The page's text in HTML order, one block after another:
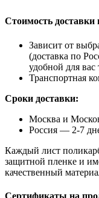
Стоимость доставки
Зависит от
(доставка по
удобной для
Транспортная
Сроки доставки:
Москва и
Россия — 2-7
Каждый лист
защитной пленке и
качественный
Сертификаты на